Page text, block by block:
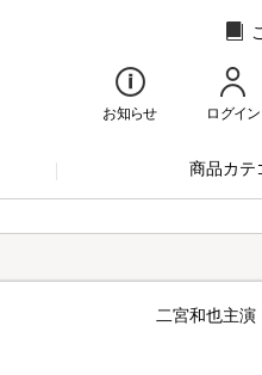
お知らせ ログイン
商品カテ
二宮和也主演